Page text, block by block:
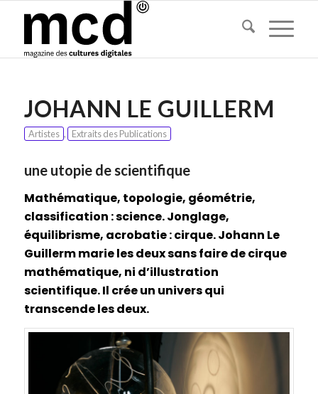
JOHANN LE GUILLERM
Artistes , Extraits des Publications
une utopie de scientifique
Mathématique, topologie, géométrie,
classification : science. Jonglage,
équilibrisme, acrobatie : cirque. Johann Le
Guillerm marie les deux sans faire de cirque
mathématique, ni d’illustration
scientifique. Il crée un univers qui
transcende les deux.